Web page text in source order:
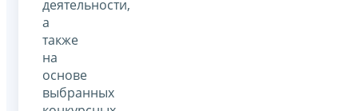
деятельности,
а
также
на
основе
выбранных